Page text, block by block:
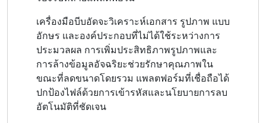
เครื่องมือบีบอัดจะวิเคราะห์เอกสาร รูปภาพ แบบ
อักษร และองค์ประกอบที่ไม่ได้ใช้ระหว่างการ
ประมวลผล การเพิ่มประสิทธิภาพรูปภาพและ
การล้างข้อมูลอัจฉริยะช่วยรักษาคุณภาพใน
ขณะที่ลดขนาดโดยรวม แพลตฟอร์มที่เชื่อถือได้
ปกป้องไฟล์ด้วยการเข้ารหัสและนโยบายการลบ
อัตโนมัติที่ชัดเจน